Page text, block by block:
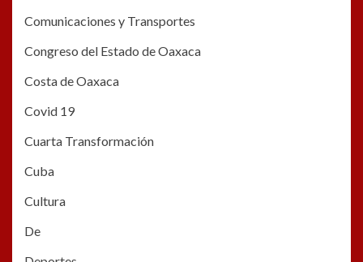
Comunicaciones y Transportes
Congreso del Estado de Oaxaca
Costa de Oaxaca
Covid 19
Cuarta Transformación
Cuba
Cultura
De